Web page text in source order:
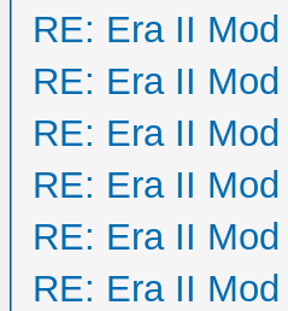
RE: Era II
RE: Era II
RE: Era II
RE: Era II
RE: Era II
RE: Era II